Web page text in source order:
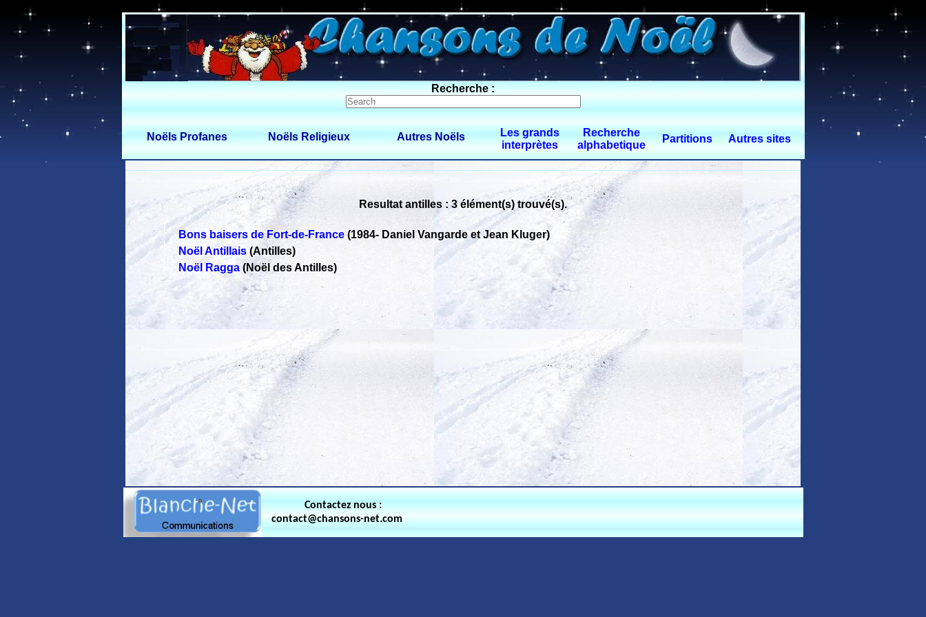
0 $limitbot 1 $limittot 2
Recherche :
Noëls Profanes Noëls Religieux Autres Noëls
Les grands
interprètes
Recherche
alphabetique
Partitions Autres sites
Resultat antilles : 3 élément(s) trouvé(s).
Bons baisers de Fort-de-France (1984- Daniel Vangarde et Jean Kluger)
Noël Antillais (Antilles)
Noël Ragga (Noël des Antilles)
Contactez nous :
contact@chansons-net.com